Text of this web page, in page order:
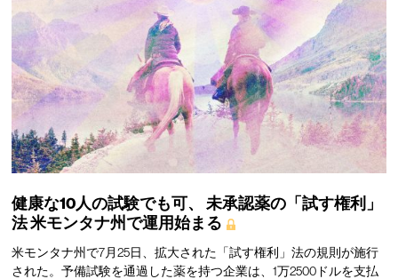
健康な10人の試験でも可、
未承認薬の「試す権利」
法米モンタナ州で運用始まる
米モンタナ州で7月25日、拡大された「試す権利」法の規則が施行
された。予備試験を通過した薬を持つ企業は、1万2500ドルを支払